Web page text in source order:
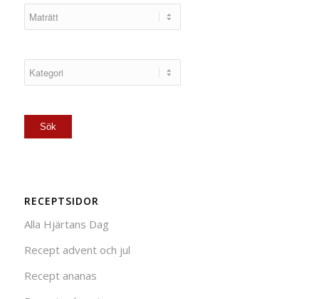
RECEPTSIDOR
Alla Hjärtans Dag
Recept advent och jul
Recept ananas